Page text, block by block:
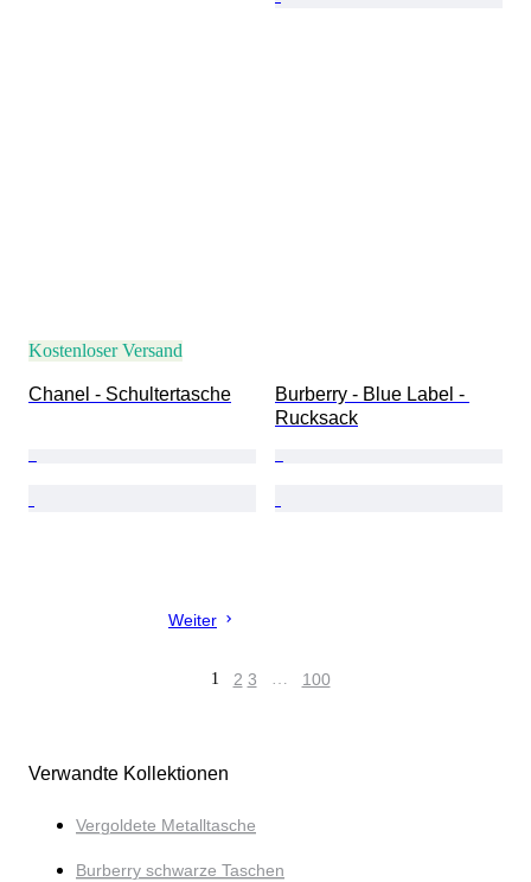
Kostenloser Versand
Chanel - Schultertasche
Burberry - Blue Label -
Rucksack
Weiter
1 2 3 … 100
Verwandte Kollektionen
Vergoldete Metalltasche
Burberry schwarze Taschen